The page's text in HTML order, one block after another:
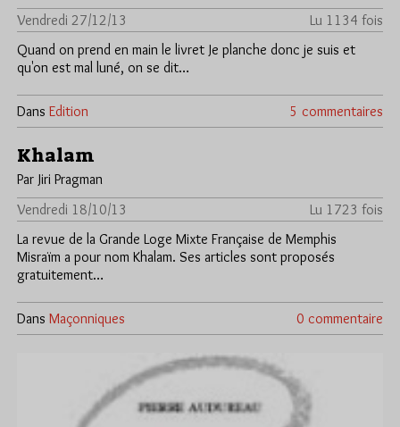
Vendredi 27/12/13
Lu 1134 fois
Quand on prend en main le livret Je planche donc je suis et
qu'on est mal luné, on se dit…
Dans Edition 5 commentaires
Khalam
Par Jiri Pragman
Vendredi 18/10/13
Lu 1723 fois
La revue de la Grande Loge Mixte Française de Memphis
Misraïm a pour nom Khalam. Ses articles sont proposés
gratuitement…
Dans Maçonniques 0 commentaire